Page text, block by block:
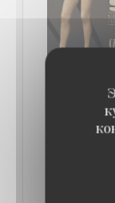
С 07/09/
★ PARIS
PARTY ★
ЦЕНА :